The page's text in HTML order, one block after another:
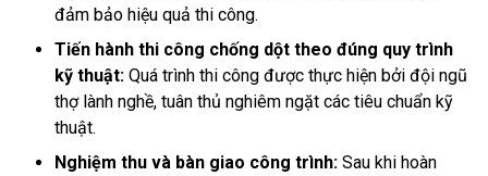
đảm bảo hiệu quả thi công.
Tiến hành thi công chống dột theo đúng quy trình
kỹ thuật: Quá trình thi công được thực hiện bởi đội ngũ
thợ lành nghề, tuân thủ nghiêm ngặt các tiêu chuẩn kỹ
thuật.
Nghiệm thu và bàn giao công trình: Sau khi hoàn